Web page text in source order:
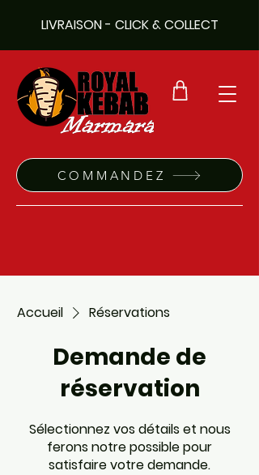
LIVRAISON - CLICK & COLLECT
COMMANDEZ
Accueil Réservations
Demande de
réservation
Sélectionnez vos détails et nous
ferons notre possible pour
satisfaire votre demande.